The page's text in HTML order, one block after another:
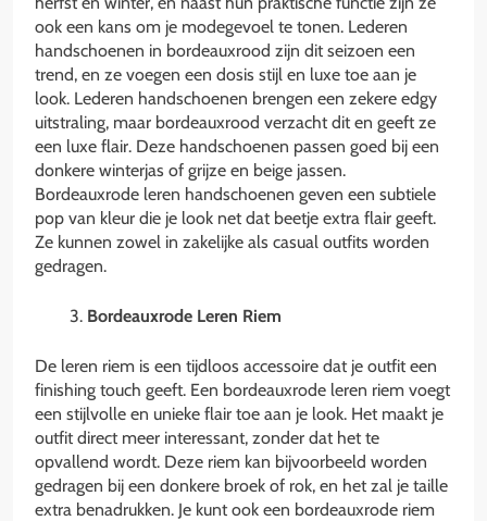
ook een kans om je modegevoel te tonen. Lederen
handschoenen in bordeauxrood zijn dit seizoen een
trend, en ze voegen een dosis stijl en luxe toe aan je
look. Lederen handschoenen brengen een zekere edgy
uitstraling, maar bordeauxrood verzacht dit en geeft ze
een luxe flair. Deze handschoenen passen goed bij een
donkere winterjas of grijze en beige jassen.
Bordeauxrode leren handschoenen geven een subtiele
pop van kleur die je look net dat beetje extra flair geeft.
Ze kunnen zowel in zakelijke als casual outfits worden
gedragen.
Bordeauxrode Leren Riem
De leren riem is een tijdloos accessoire dat je outfit een
finishing touch geeft. Een bordeauxrode leren riem voegt
een stijlvolle en unieke flair toe aan je look. Het maakt je
outfit direct meer interessant, zonder dat het te
opvallend wordt. Deze riem kan bijvoorbeeld worden
gedragen bij een donkere broek of rok, en het zal je taille
extra benadrukken. Je kunt ook een bordeauxrode riem